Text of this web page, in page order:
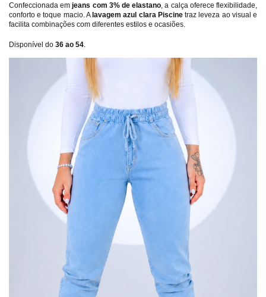
Confeccionada em jeans com 3% de elastano, a calça oferece flexibilidade,
conforto e toque macio. A lavagem azul clara Piscine traz leveza ao visual e
facilita combinações com diferentes estilos e ocasiões.
Disponível do 36 ao 54.